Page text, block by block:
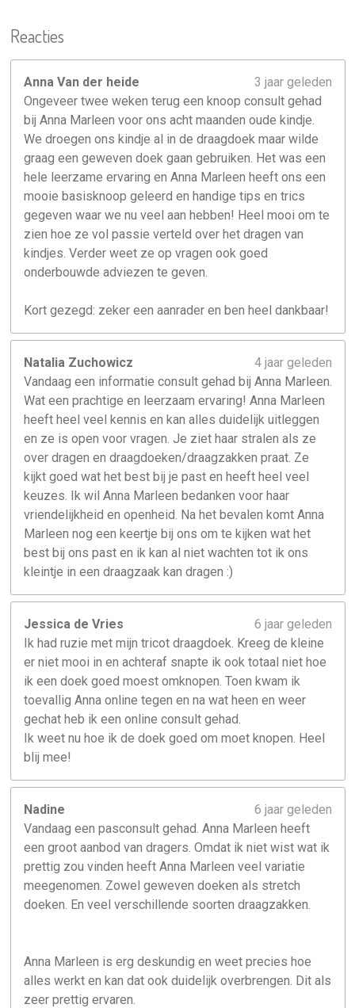
Reacties
Anna Van der heide
3 jaar geleden
Ongeveer twee weken terug een knoop consult gehad
bij Anna Marleen voor ons acht maanden oude kindje.
We droegen ons kindje al in de draagdoek maar wilde
graag een geweven doek gaan gebruiken. Het was een
hele leerzame ervaring en Anna Marleen heeft ons een
mooie basisknoop geleerd en handige tips en trics
gegeven waar we nu veel aan hebben! Heel mooi om te
zien hoe ze vol passie verteld over het dragen van
kindjes. Verder weet ze op vragen ook goed
onderbouwde adviezen te geven.
Kort gezegd: zeker een aanrader en ben heel dankbaar!
Natalia Zuchowicz
4 jaar geleden
Vandaag een informatie consult gehad bij Anna Marleen.
Wat een prachtige en leerzaam ervaring! Anna Marleen
heeft heel veel kennis en kan alles duidelijk uitleggen
en ze is open voor vragen. Je ziet haar stralen als ze
over dragen en draagdoeken/draagzakken praat. Ze
kijkt goed wat het best bij je past en heeft heel veel
keuzes. Ik wil Anna Marleen bedanken voor haar
vriendelijkheid en openheid. Na het bevalen komt Anna
Marleen nog een keertje bij ons om te kijken wat het
best bij ons past en ik kan al niet wachten tot ik ons
kleintje in een draagzaak kan dragen :)
Jessica de Vries
6 jaar geleden
Ik had ruzie met mijn tricot draagdoek. Kreeg de kleine
er niet mooi in en achteraf snapte ik ook totaal niet hoe
ik een doek goed moest omknopen. Toen kwam ik
toevallig Anna online tegen en na wat heen en weer
gechat heb ik een online consult gehad.
Ik weet nu hoe ik de doek goed om moet knopen. Heel
blij mee!
Nadine
6 jaar geleden
Vandaag een pasconsult gehad. Anna Marleen heeft
een groot aanbod van dragers. Omdat ik niet wist wat ik
prettig zou vinden heeft Anna Marleen veel variatie
meegenomen. Zowel geweven doeken als stretch
doeken. En veel verschillende soorten draagzakken.
Anna Marleen is erg deskundig en weet precies hoe
alles werkt en kan dat ook duidelijk overbrengen. Dit als
zeer prettig ervaren.